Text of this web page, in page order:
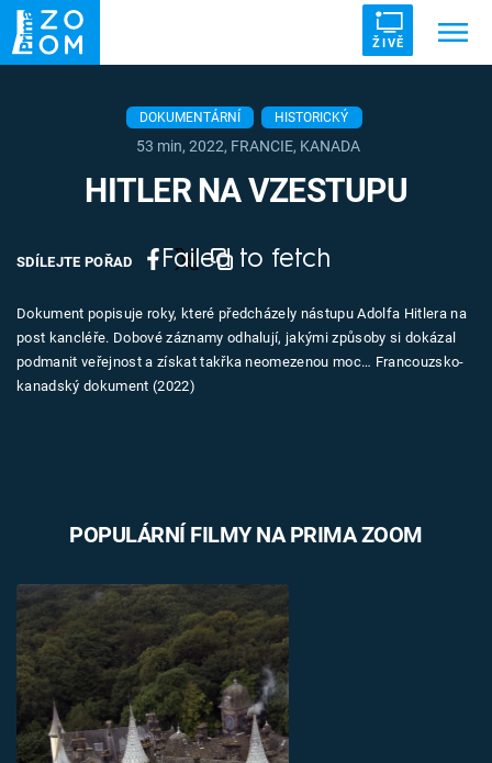
ŽIVĚ
ZRÁDCI UFO DRUHÁ SVĚTOVÁ VÁLKA
VETŘELCI DÁVNOVĚKU
Témata
Přihlášení
Sledujte nás
DOKUMENTÁRNÍ HISTORICKÝ
53 min, 2022, FRANCIE, KANADA
HITLER NA VZESTUPU
Failed to fetch
SDÍLEJTE POŘAD
Dokument popisuje roky, které předcházely nástupu Adolfa Hitlera na
post kancléře. Dobové záznamy odhalují, jakými způsoby si dokázal
podmanit veřejnost a získat takřka neomezenou moc… Francouzsko-
kanadský dokument (2022)
POPULÁRNÍ FILMY NA PRIMA ZOOM